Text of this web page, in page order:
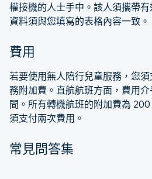
權接機的人士手中。該人須攜帶
資料須與您填寫的表格內容一致。
費用
若要使用無人陪行兒童服務，您
務附加費。直航航班方面，費用
間。所有轉機航班的附加費為
須支付兩次費用。
常見問答集